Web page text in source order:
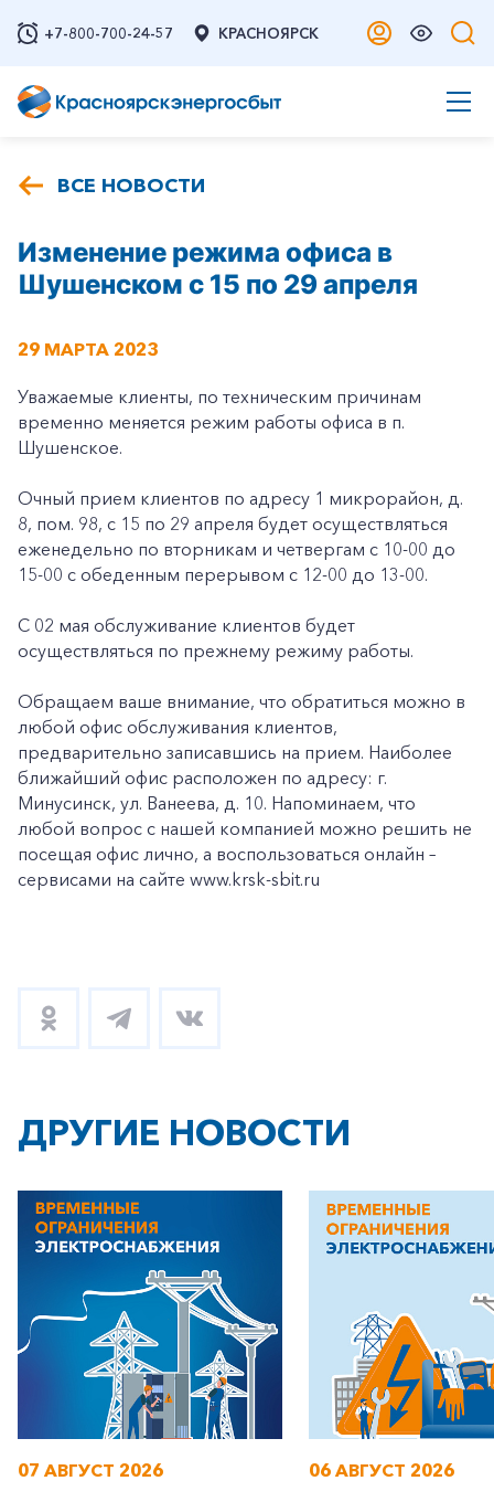
+7-800-700-24-57 КРАСНОЯРСК
ВСЕ НОВОСТИ
Изменение режима офиса в
Шушенском с 15 по 29 апреля
29 МАРТА 2023
Уважаемые клиенты, по техническим причинам
временно меняется режим работы офиса в п.
Шушенское.
Очный прием клиентов по адресу 1 микрорайон, д.
8, пом. 98, с 15 по 29 апреля будет осуществляться
еженедельно по вторникам и четвергам с 10-00 до
15-00 с обеденным перерывом с 12-00 до 13-00.
С 02 мая обслуживание клиентов будет
осуществляться по прежнему режиму работы.
Обращаем ваше внимание, что обратиться можно в
любой офис обслуживания клиентов,
предварительно записавшись на прием. Наиболее
ближайший офис расположен по адресу: г.
Минусинск, ул. Ванеева, д. 10. Напоминаем, что
любой вопрос с нашей компанией можно решить не
посещая офис лично, а воспользоваться онлайн –
сервисами на сайте www.krsk-sbit.ru
ДРУГИЕ НОВОСТИ
07 АВГУСТ 2026 06 АВГУСТ 2026